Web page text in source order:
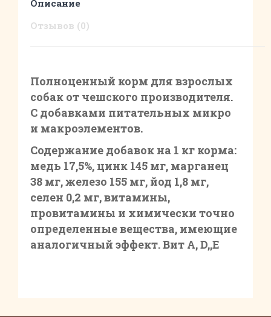
Описание
Отзывов (0)
Полноценный корм для взрослых
собак от чешского производителя.
С добавками питательных микро
и макроэлементов.
Содержание добавок на 1 кг корма:
медь 17,5%, цинк 145 мг, марганец
38 мг, железо 155 мг, йод 1,8 мг,
селен 0,2 мг, витамины,
провитамины и химически точно
определенные вещества, имеющие
аналогичный эффект. Вит А, D,,Е